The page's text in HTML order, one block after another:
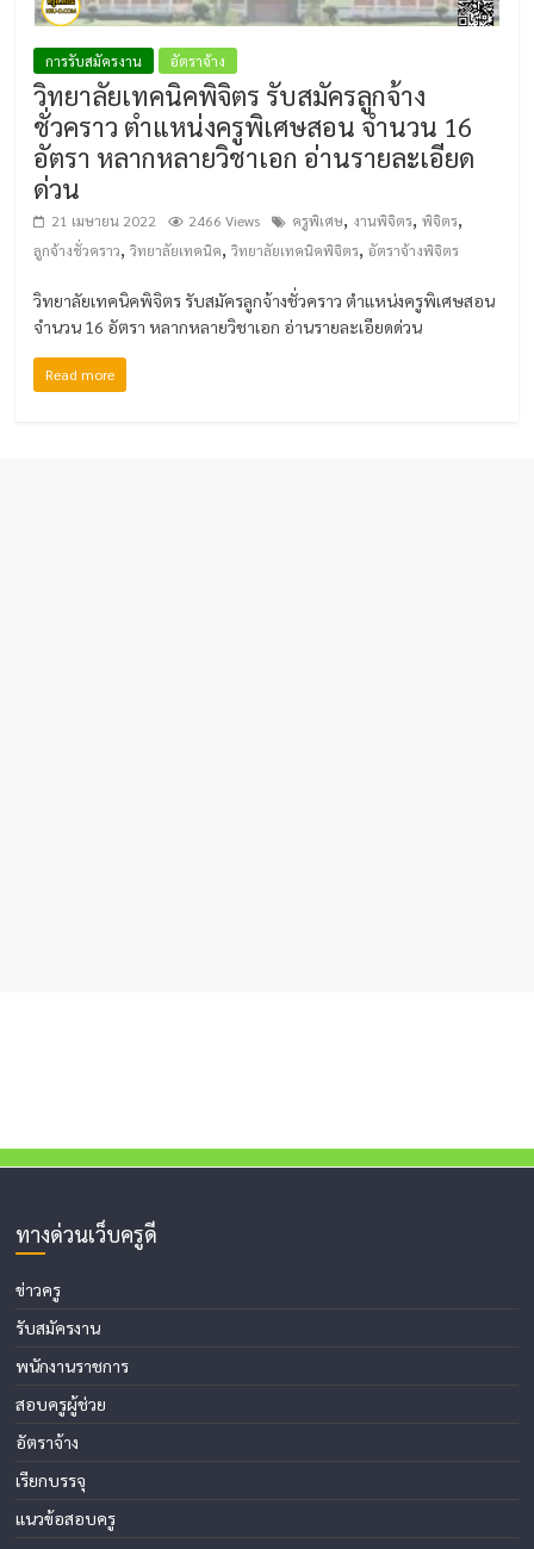
การรับสมัครงาน อัตราจ้าง
วิทยาลัยเทคนิคพิจิตร รับสมัครลูกจ้าง
ชั่วคราว ตำแหน่งครูพิเศษสอน จำนวน 16
อัตรา หลากหลายวิชาเอก อ่านรายละเอียด
ด่วน
21 เมษายน 2022 2466 Views ครูพิเศษ, งานพิจิตร,พิจิตร,
ลูกจ้างชั่วคราว,วิทยาลัยเทคนิค,วิทยาลัยเทคนิคพิจิตร,อัตราจ้างพิจิตร
วิทยาลัยเทคนิคพิจิตร รับสมัครลูกจ้างชั่วคราว ตำแหน่งครูพิเศษสอน
จำนวน 16 อัตรา หลากหลายวิชาเอก อ่านรายละเอียดด่วน
Read more
ทางด่วนเว็บครูดี
ข่าวครู
รับสมัครงาน
พนักงานราชการ
สอบครูผู้ช่วย
อัตราจ้าง
เรียกบรรจุ
แนวข้อสอบครู